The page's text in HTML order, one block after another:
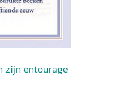
zijn entourage